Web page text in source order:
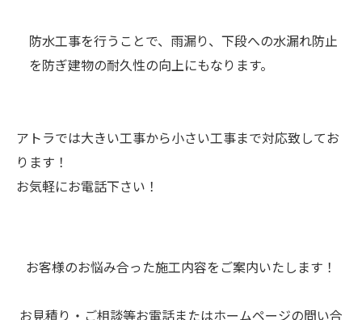
防水工事を行うことで、雨漏り、下段への水漏れ防止
を防ぎ建物の耐久性の向上にもなります。
アトラでは大きい工事から小さい工事まで対応致してお
ります！
お気軽にお電話下さい！
お客様のお悩み合った施工内容をご案内いたします！
お見積り・ご相談等お電話またはホームページの問い合